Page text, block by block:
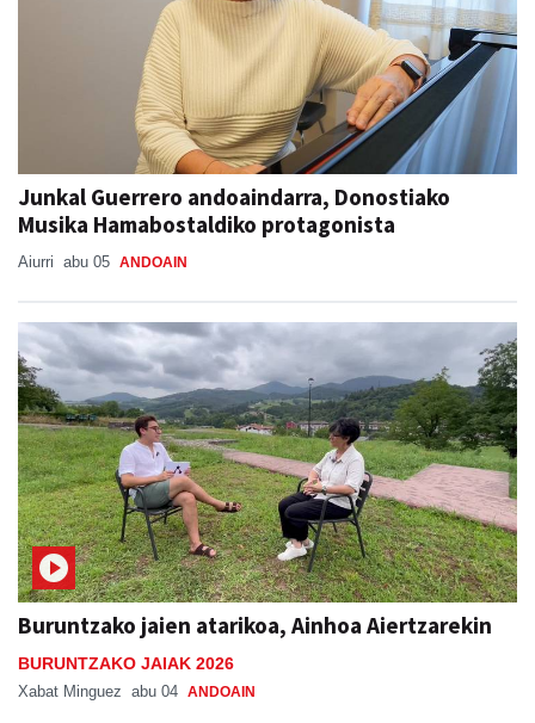
Junkal Guerrero andoaindarra, Donostiako
Musika Hamabostaldiko protagonista
Aiurri abu 05 ANDOAIN
Buruntzako jaien atarikoa, Ainhoa Aiertzarekin
BURUNTZAKO JAIAK 2026
Xabat Minguez abu 04 ANDOAIN